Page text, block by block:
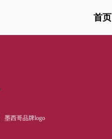
首页
墨西哥品牌logo